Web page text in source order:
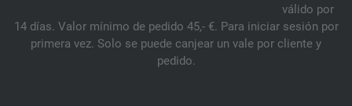
válido por
14 días. Valor mínimo de pedido 45,- €. Para iniciar sesión por
primera vez. Solo se puede canjear un vale por cliente y
pedido.